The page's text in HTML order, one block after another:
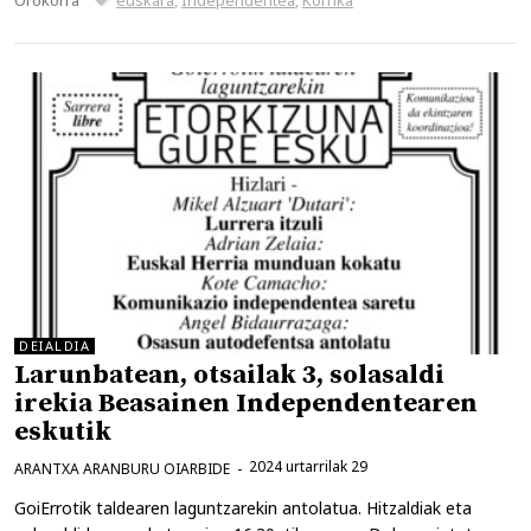
DEIALDIA
Larunbatean, otsailak 3, solasaldi
irekia Beasainen Independentearen
eskutik
2024 urtarrilak 29
ARANTXA ARANBURU OIARBIDE
GoiErrotik taldearen laguntzarekin antolatua. Hitzaldiak eta